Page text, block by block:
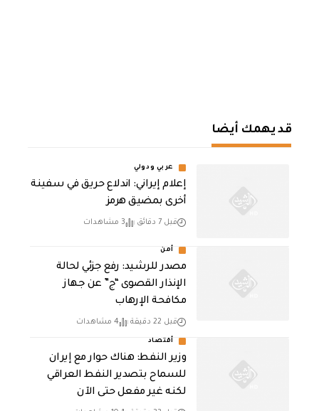
قد يهمك أيضا
عربي ودولي
إعلام إيراني: اندلاع حريق في سفينة
أخرى بمضيق هرمز
قبل 7 دقائق 3 مشاهدات
أمن
مصدر للرشيد: رفع جزئي لحالة
الإنذار القصوى “ج” عن جهاز
مكافحة الإرهاب
قبل 22 دقيقة 4 مشاهدات
أقتصاد
وزير النفط: هناك حوار مع إيران
للسماح بتصدير النفط العراقي
لكنه غير مفعل حتى الآن